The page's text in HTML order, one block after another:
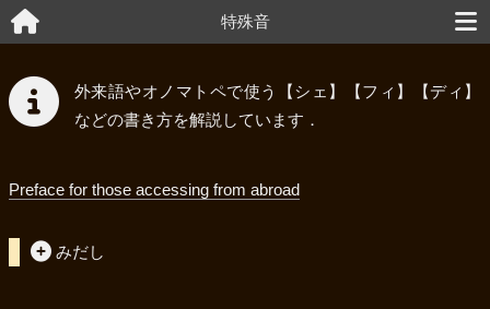
特殊音
外来語やオノマトペで使う 【シェ】 【フィ】
【ディ】
などの書き方を解説しています．
Preface for those accessing from abroad
みだし